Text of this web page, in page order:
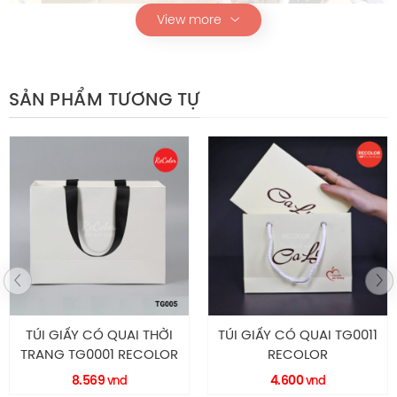
Túi giấy HS023
Thông Số Kỹ Thuật
Chi tiết Mô tả
Mã sản phẩm
View more
SẢN PHẨM TƯƠNG TỰ
TÚI GIẤY CÓ QUAI THỜI
TRANG TG0001 RECOLOR
8.569vnd
TÚI GIẤY CÓ QUAI TG0011
RECOLOR
4.600vnd